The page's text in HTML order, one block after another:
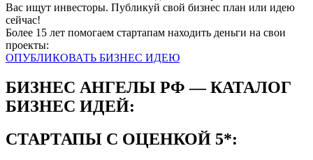
Вас ищут инвесторы. Публикуй свой бизнес план или идею
сейчас!
Более 15 лет помогаем стартапам находить деньги на свои
проекты:
ОПУБЛИКОВАТЬ БИЗНЕС ИДЕЮ
БИЗНЕС АНГЕЛЫ РФ — КАТАЛОГ
БИЗНЕС ИДЕЙ:
СТАРТАПЫ С ОЦЕНКОЙ 5*: